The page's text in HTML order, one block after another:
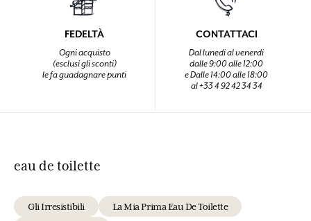
FEDELTÀ
Ogni acquisto
(esclusi gli sconti)
le fa guadagnare punti
CONTATTACI
Dal lunedi al venerdi
dalle 9:00 alle 12:00
e Dalle 14:00 alle 18:00
al +33 4 92 42 34 34
eau de toilette
Gli Irresistibili
La Mia Prima Eau De Toilette